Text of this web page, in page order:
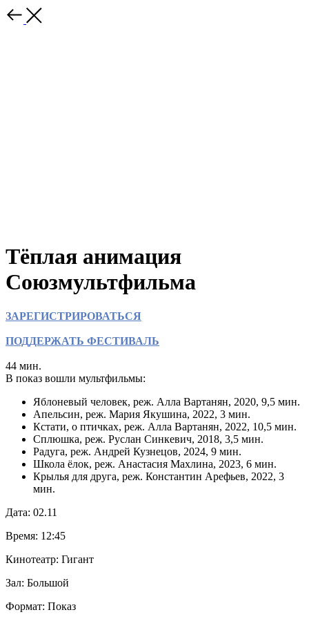
Тёплая анимация
Союзмультфильма
ЗАРЕГИСТРИРОВАТЬСЯ
ПОДДЕРЖАТЬ ФЕСТИВАЛЬ
44 мин.
В показ вошли мультфильмы:
Яблоневый человек, реж. Алла Вартанян, 2020, 9,5 мин.
Апельсин, реж. Мария Якушина, 2022, 3 мин.
Кстати, о птичках, реж. Алла Вартанян, 2022, 10,5 мин.
Сплюшка, реж. Руслан Синкевич, 2018, 3,5 мин.
Радуга, реж. Андрей Кузнецов, 2024, 9 мин.
Школа ёлок, реж. Анастасия Махлина, 2023, 6 мин.
Крылья для друга, реж. Константин Арефьев, 2022, 3
мин.
Дата: 02.11
Время: 12:45
Кинотеатр: Гигант
Зал: Большой
Формат: Показ